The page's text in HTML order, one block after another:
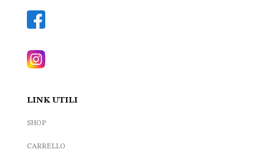
LINK UTILI
SHOP
CARRELLO